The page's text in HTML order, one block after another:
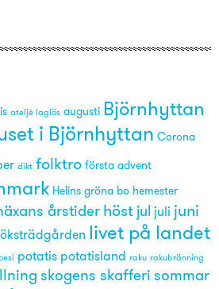
ateljé laglös augusti Björnhyttan
i Björnhyttan Corona
dikt folktro första advent
Helins gröna bo hemester
årstider höst jul juli juni
livet på landet
potatis potatisland raku rakubränning
skogens skafferi sommar